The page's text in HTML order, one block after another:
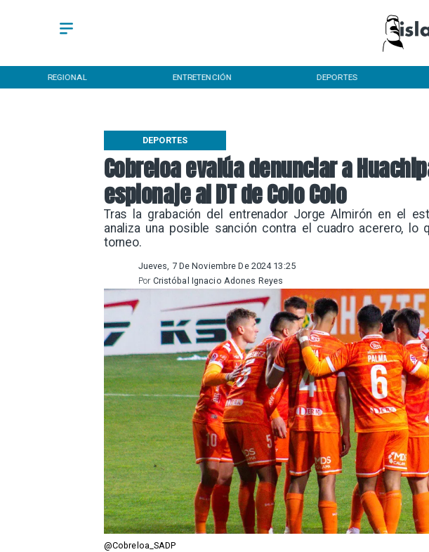
REGIONAL ENTRETENCIÓN DEPORTES
Cobreloa evalúa denunciar a
espionaje al DT de Colo Colo
​Tras la grabación del entrenador Jorge Almirón en el
analiza una posible sanción contra el cuadro acerero, lo
torneo.
DEPORTES
Jueves, 7 De Noviembre De 2024 13:25
Cristóbal Ignacio Adones Reyes
Por
@Cobreloa_SADP